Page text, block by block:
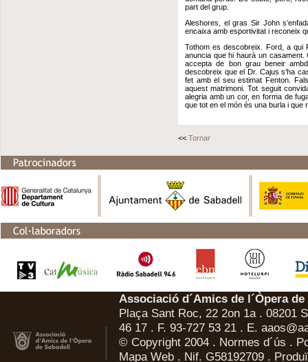
part del grup.
Aleshores, el gras Sir John
encaixa amb esportivitat i reconeix
Tothom es descobreix. Ford, a
anuncia que hi haurà un
accepta de bon grau beneir
descobreix que el Dr. Cajus s’ha
fet amb el seu estimat Fenton.
aquest matrimoni. Tot seguit
alegria amb un cor, en forma de
que tot en el món és una burla i que
<< Tornar
Associació d´Amics de l´Òpera
Plaça Sant Roc, 22 2on 1a . 08201
46 17 . F. 93-727 53 21 . E.
© Copyright 2004 . Normes d´ús .
Mapa Web . Nif. G58192709 .